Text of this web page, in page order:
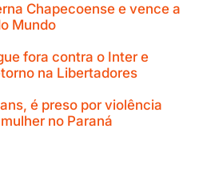
Chapecoense e vence a
Mundo
fora contra o Inter e
na Libertadores
é preso por violência
no Paraná